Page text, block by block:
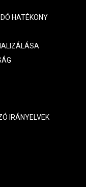
HATÉKONY
IRÁNYELVEK